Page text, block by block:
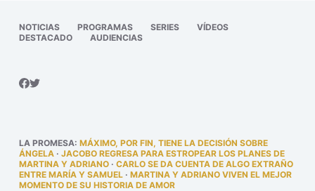
NOTICIAS PROGRAMAS SERIES
VÍDEOS
DESTACADO
AUDIENCIAS
LA PROMESA: MÁXIMO, POR FIN, TIENE LA DECISIÓN SOBRE
ÁNGELA· JACOBO REGRESA PARA ESTROPEAR LOS PLANES DE
MARTINA Y ADRIANO· CARLO SE DA CUENTA DE ALGO EXTRAÑO
ENTRE MARÍA Y SAMUEL· MARTINA Y ADRIANO VIVEN EL MEJOR
MOMENTO DE SU HISTORIA DE AMOR